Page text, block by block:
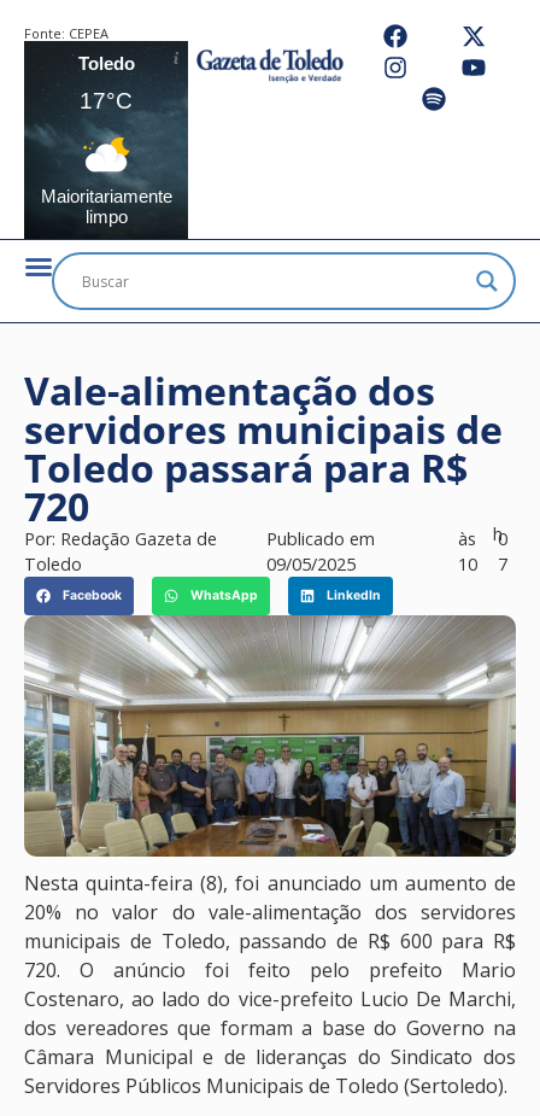
Fonte: CEPEA
Toledo
17°C
Maioritariamente
limpo
Vale-alimentação dos
servidores municipais de
Toledo passará para R$
720
Por: Redação Gazeta de
Toledo
Publicado em
09/05/2025
às
10
h0
7
Facebook WhatsApp LinkedIn
Nesta quinta-feira (8), foi anunciado um aumento de
20% no valor do vale-alimentação dos servidores
municipais de Toledo, passando de R$ 600 para R$
720. O anúncio foi feito pelo prefeito Mario
Costenaro, ao lado do vice-prefeito Lucio De Marchi,
dos vereadores que formam a base do Governo na
Câmara Municipal e de lideranças do Sindicato dos
Servidores Públicos Municipais de Toledo (Sertoledo).